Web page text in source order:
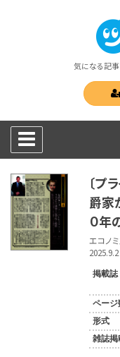
気になる記事
〔プ
爵家
０年
エコノ
2025.9.2
掲載誌
ページ
形式
雑誌掲